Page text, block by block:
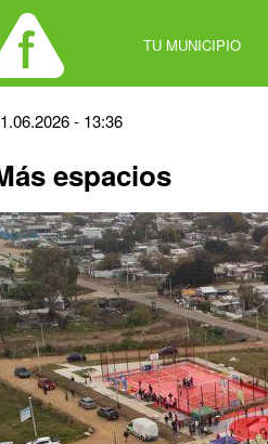
TU MUNICIPIO
- 13:36
espacios